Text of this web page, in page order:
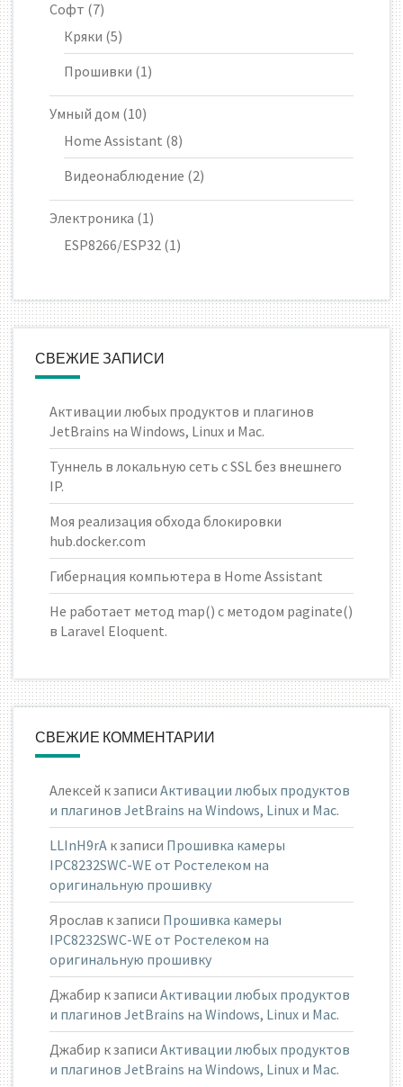
Софт (7)
Кряки (5)
Прошивки (1)
Умный дом (10)
Home Assistant (8)
Видеонаблюдение (2)
Электроника (1)
ESP8266/ESP32 (1)
СВЕЖИЕ ЗАПИСИ
Активации любых продуктов и плагинов
JetBrains на Windows, Linux и Mac.
Туннель в локальную сеть с SSL без внешнего
IP.
Моя реализация обхода блокировки
hub.docker.com
Гибернация компьютера в Home Assistant
Не работает метод map() с методом paginate()
в Laravel Eloquent.
СВЕЖИЕ КОММЕНТАРИИ
Алексей к записи Активации любых продуктов
и плагинов JetBrains на Windows, Linux и Mac.
LLInH9rA к записи Прошивка камеры
IPC8232SWC-WE от Ростелеком на
оригинальную прошивку
Ярослав к записи Прошивка камеры
IPC8232SWC-WE от Ростелеком на
оригинальную прошивку
Джабир к записи Активации любых продуктов
и плагинов JetBrains на Windows, Linux и Mac.
Джабир к записи Активации любых продуктов
и плагинов JetBrains на Windows, Linux и Mac.